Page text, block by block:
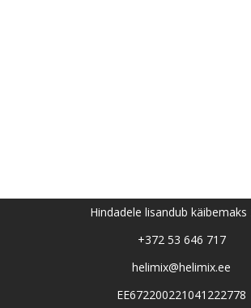
Hindadele lisandub käibemaks
+372 53 646 717
helimix@helimix.ee
EE672200221041222778